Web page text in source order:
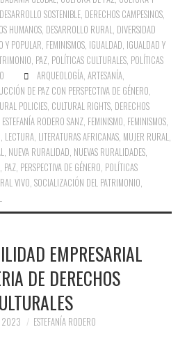
SOSTENIBLE DERECHOS CAMPESINOS
HUMANOS DESARROLLO RURAL DIVERSIDAD
Y POPULAR FEMINISMOS IGUALDAD IGUALDAD Y
PAZ POLÍTICAS CULTURALES POLÍTICAS
ARQUEOLOGÍA, ARTESANÍA,
DE PAZ CON PERSPECTIVA DE GÉNERO
POLICIES CULTURAL RIGHTS DERECHOS
ESTEFANÍA RODERO SANZ FEMINISMO FEMINISMOS
LECTURA LITERATURAS AFRICANAS MUJER RURAL
NUEVA RURALIDAD NUEVAS RURALIDADES
PAZ PERSPECTIVA DE GÉNERO POLÍTICAS
VIVO ,SOCIALIZACIÓN DEL PATRIMONIO
EMPRESARIAL
DE DERECHOS
2023 ESTEFANÍA RODERO